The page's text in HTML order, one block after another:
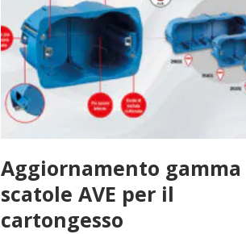
Aggiornamento gamma
scatole AVE per il
cartongesso